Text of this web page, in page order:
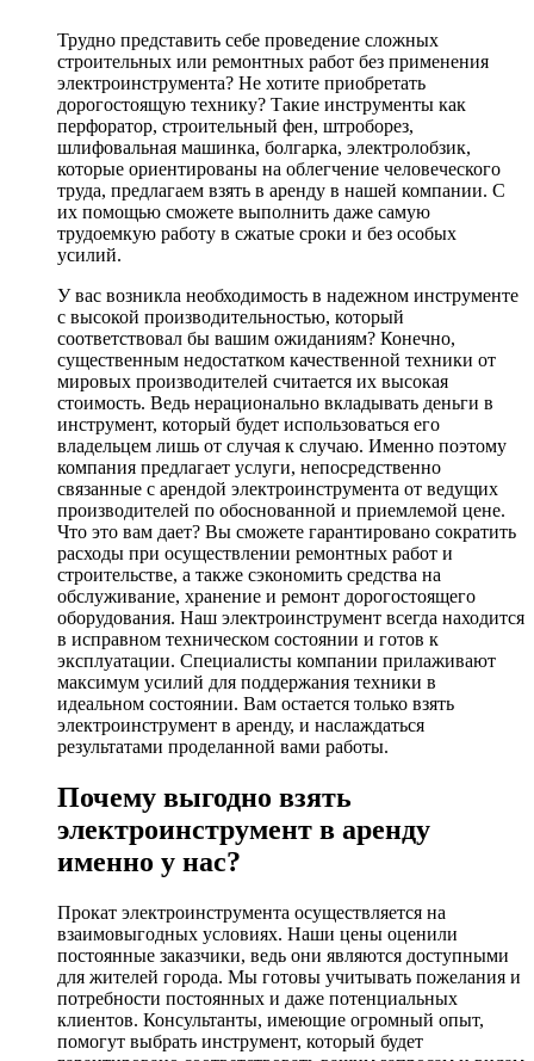
Трудно представить себе проведение сложных
строительных или ремонтных работ без применения
электроинструмента? Не хотите приобретать
дорогостоящую технику? Такие инструменты как
перфоратор, строительный фен, штроборез,
шлифовальная машинка, болгарка, электролобзик,
которые ориентированы на облегчение человеческого
труда, предлагаем взять в аренду в нашей компании. С
их помощью сможете выполнить даже самую
трудоемкую работу в сжатые сроки и без особых
усилий.
У вас возникла необходимость в надежном инструменте
с высокой производительностью, который
соответствовал бы вашим ожиданиям? Конечно,
существенным недостатком качественной техники от
мировых производителей считается их высокая
стоимость. Ведь нерационально вкладывать деньги в
инструмент, который будет использоваться его
владельцем лишь от случая к случаю. Именно поэтому
компания предлагает услуги, непосредственно
связанные с арендой электроинструмента от ведущих
производителей по обоснованной и приемлемой цене.
Что это вам дает? Вы сможете гарантировано сократить
расходы при осуществлении ремонтных работ и
строительстве, а также сэкономить средства на
обслуживание, хранение и ремонт дорогостоящего
оборудования. Наш электроинструмент всегда находится
в исправном техническом состоянии и готов к
эксплуатации. Специалисты компании прилаживают
максимум усилий для поддержания техники в
идеальном состоянии. Вам остается только взять
электроинструмент в аренду, и наслаждаться
результатами проделанной вами работы.
Почему выгодно взять
электроинструмент в аренду
именно у нас?
Прокат электроинструмента осуществляется на
взаимовыгодных условиях. Наши цены оценили
постоянные заказчики, ведь они являются доступными
для жителей города. Мы готовы учитывать пожелания и
потребности постоянных и даже потенциальных
клиентов. Консультанты, имеющие огромный опыт,
помогут выбрать инструмент, который будет